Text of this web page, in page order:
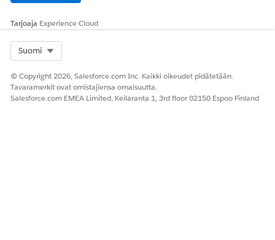
Tarjoaja Experience Cloud
Suomi
© Copyright 2026, Salesforce.com Inc. Kaikki oikeudet pidätetään.
Tavaramerkit ovat omistajiensa omaisuutta.
Salesforce.com EMEA Limited, Keilaranta 1, 3rd floor 02150 Espoo Finland